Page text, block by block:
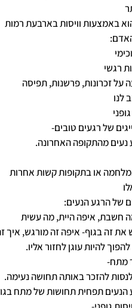
באמצעות וויסות בארבעת רמות
רגשי
זכרונות, פרשנות, תפיסה
לנו
של רגעים טובים-
נעים מהתקופה האחרונה.
או בתקופות קשות אחרות
של הרגע הנעים:
חשבת, איפה היית, מה עשית
את זה בגוף- איפה זה מורגש, איך
להיות עוגן לחזור אליו.
מתח-
להזכר באותה תחושה נעימה.
תפחית תחושות של מתח